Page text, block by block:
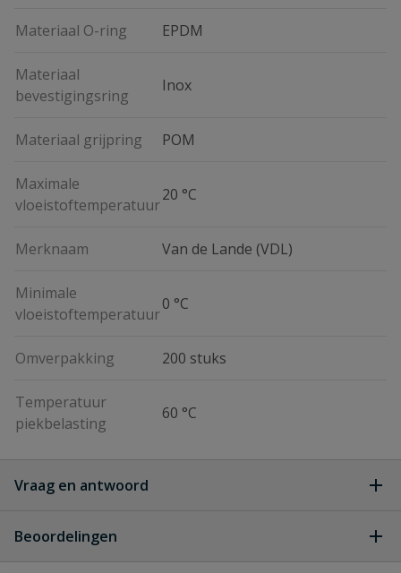
Materiaal O-ring EPDM
Materiaal
bevestigingsring
Inox
Materiaal grijpring POM
Maximale
vloeistoftemperatuur
20 °C
Merknaam Van de Lande (VDL)
Minimale
vloeistoftemperatuur
0 °C
Omverpakking 200 stuks
Temperatuur
piekbelasting
60 °C
Vraag en antwoord
Beoordelingen